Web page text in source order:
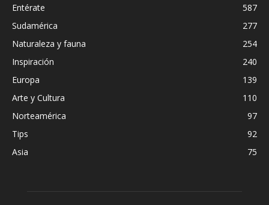
Entérate
587
Sudamérica
277
Naturaleza y fauna
254
Inspiración
240
Europa
139
Arte y Cultura
110
Norteamérica
97
Tips
92
Asia
75